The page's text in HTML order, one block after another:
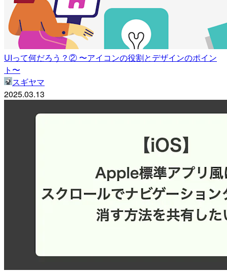
UIって何だろう？② 〜アイコンの役割とデザインのポイン
ト〜
スギヤマ
2025.03.13